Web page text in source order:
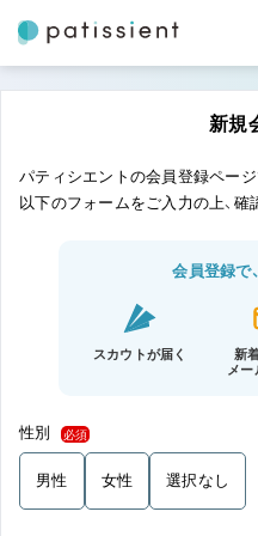
新規
パティシエントの会員登録ページ
以下のフォームをご入力の上、確
会員登録で
スカウトが届く
新
メ
性別 必須
男性 女性 選択なし